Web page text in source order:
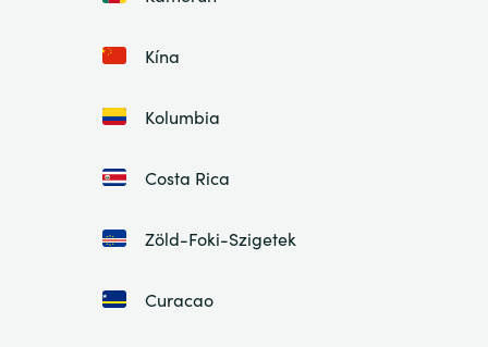
Kína
Kolumbia
Costa Rica
Zöld-Foki-Szigetek
Curacao